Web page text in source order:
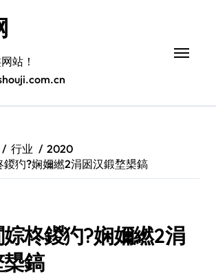
站！
行业
2020
犳?娴嬭繎2涓囦汉鍛堥槼鎬
柊鍐犳?娴嬭繎2涓
鎬